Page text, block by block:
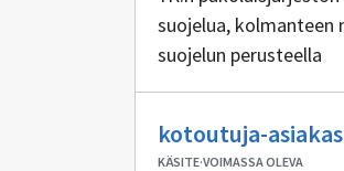
suojelua, kolmanteen
suojelun perusteella
kotoutuja-asiakasEi
KÄSITE·VOIMASSA OLEVA